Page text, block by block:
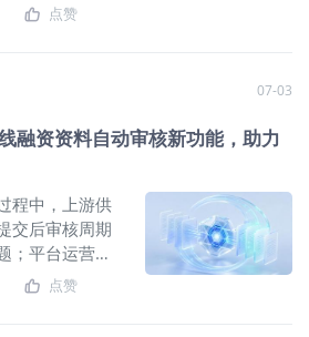
当量，综合减
生能源、环保
济四大可持续
流向低碳实体
务可持续供应
比稳步提升；
，将产业链中
低至 2.85%，
流转通道，
曾用名、总分
全套附件” 三
数据解析仅需
批量导出官方
查询操作、检
审核备注全程
溯 查询主体与
化接入 通过
物流、每一张发票都在链上说话，
金融高度依赖核心企业的信用背书——
式的最大局限在于：信用无法穿透多
中小供应商始终被排斥在金融服务
讯易链”SaaS平台跳出传统主体授信框
链存证与多层级应收流转技术，将
产业链供应商——无论是第二级零配
材料供应商，均可凭借真实的贸易背
。 在数据层面，联易融平台整合订
点赞
07-03
融资资料自动审核新功能，助力
程中，上游供
交后审核周期
；平台运营端
初审工作，
以匹配业务增
点赞